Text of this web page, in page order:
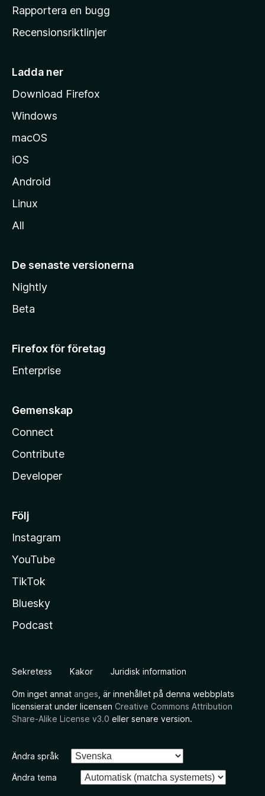
h
m
i
a
Rapportera en bugg
Recensionsriktlinjer
Ladda ner
Download Firefox
Windows
macOS
iOS
Android
Linux
All
De senaste versionerna
Nightly
Beta
Firefox för företag
Enterprise
Gemenskap
Connect
Contribute
Developer
Följ
Instagram
YouTube
TikTok
Bluesky
Podcast
Sekretess Kakor Juridisk information
Om inget annat anges , är innehållet på denna webbplats
licensierat under licensen Creative Commons Attribution
Share-Alike License v3.0 eller senare version.
Ändra språk
Ändra tema